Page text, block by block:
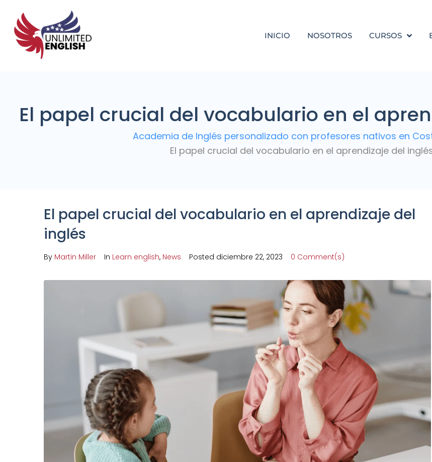
INICIO NOSOTROS CURSOS
El papel crucial del vocabulario en el
Academia de Inglés personalizado con profesores nativos en
El papel crucial del vocabulario en el aprendizaje del
El papel crucial del vocabulario en el aprendizaje del
inglés
By Martin Miller In Learn english, News Posted diciembre 22, 2023 0 Comment(s)